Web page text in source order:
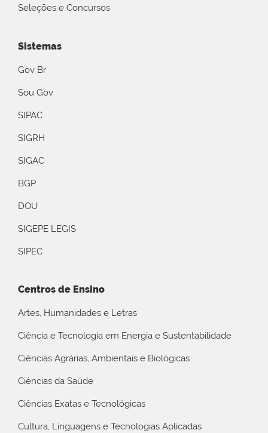
Seleções e Concursos
Sistemas
Gov Br
Sou Gov
SIPAC
SIGRH
SIGAC
BGP
DOU
SIGEPE LEGIS
SIPEC
Centros de Ensino
Artes, Humanidades e Letras
Ciência e Tecnologia em Energia e Sustentabilidade
Ciências Agrárias, Ambientais e Biológicas
Ciências da Saúde
Ciências Exatas e Tecnológicas
Cultura, Linguagens e Tecnologias Aplicadas